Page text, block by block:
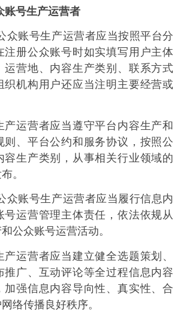
账号生产运营者
账号生产运营者应当按照平台分
注册公众账号时如实填写用户主体
运营地、内容生产类别、联系方式
织机构用户还应当注明主要经营或
运营者应当遵守平台内容生产和
则、平台公约和服务协议，按照公
容生产类别，从事相关行业领域的
。
账号生产运营者应当履行信息内
号运营管理主体责任，依法依规从
公众账号运营活动。
营者应当建立健全选题策划、
推广、互动评论等全过程信息内容
加强信息内容导向性、真实性、合
络传播良好秩序。